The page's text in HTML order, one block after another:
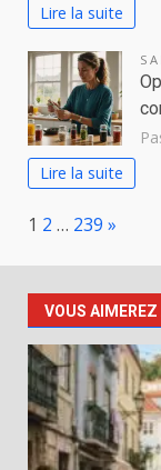
Lire la suite
Lire la suite
Page:
1 2 … 239 Next
»
VOUS AIMEREZ